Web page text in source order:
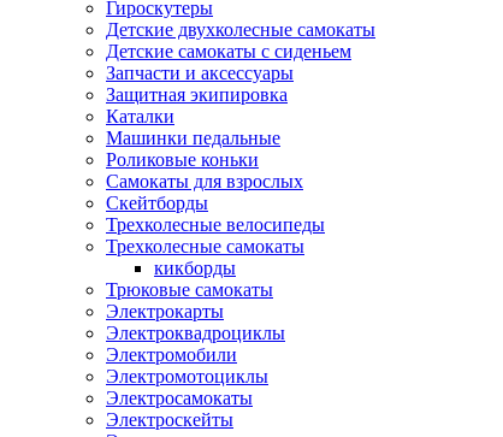
Гироскутеры
Детские двухколесные самокаты
Детские самокаты с сиденьем
Запчасти и аксессуары
Защитная экипировка
Каталки
Машинки педальные
Роликовые коньки
Самокаты для взрослых
Скейтборды
Трехколесные велосипеды
Трехколесные самокаты
кикборды
Трюковые самокаты
Электрокарты
Электроквадроциклы
Электромобили
Электромотоциклы
Электросамокаты
Электроскейты